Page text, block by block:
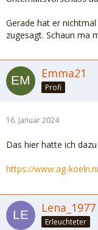
Gerade hat er
zugesagt. Schaun ma
Emma21
Profi
16. Januar 2024
Das hier hatte ich
https://www.ag-
Lena_1977
Erleuchteter